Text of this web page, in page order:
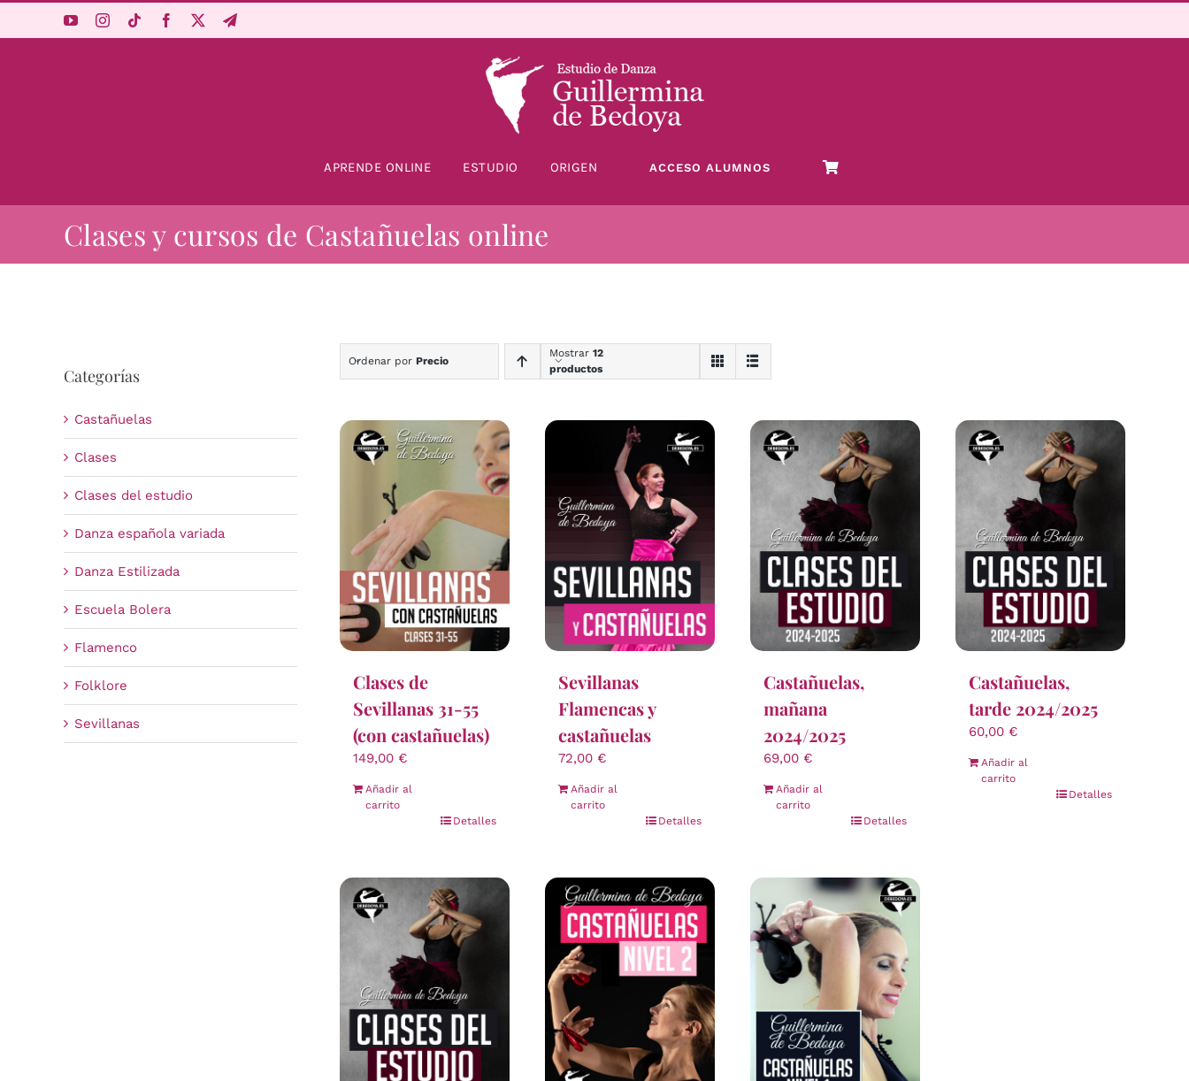
APRENDE ONLINE ESTUDIO ORIGEN ACCESO ALUMNOS
Clases y cursos de Castañuelas online
Categorías
Castañuelas
Clases
Clases del estudio
Danza española variada
Danza Estilizada
Escuela Bolera
Flamenco
Folklore
Sevillanas
Ordenar por Precio
Mostrar 12
productos
Clases de
Sevillanas 31-55
(con castañuelas)
149,00 €
Añadir al
carrito
Detalles
Sevillanas
Flamencas y
castañuelas
72,00 €
Añadir al
carrito
Detalles
Castañuelas,
mañana
2024/2025
69,00 €
Añadir al
carrito
Detalles
Castañuelas,
tarde 2024/2025
60,00 €
Añadir al
carrito
Detalles